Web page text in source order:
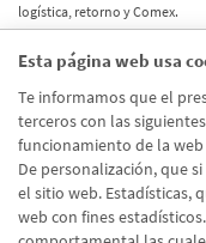
Esta página web usa
Te informamos que el
terceros con las
funcionamiento de la
De personalización, que
el sitio web. Estadísticas,
web con fines
logística, retorno y Comex.
Etiquetas
Actualidad(514)
Internacional(490)
Empresa(138)